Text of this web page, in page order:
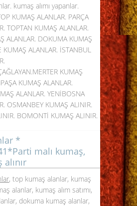
kumaş alımı yapanlar.
KUMAŞ ALANLAR. PARÇA
TOPTAN KUMAŞ ALANLAR.
ALANLAR. DOKUMA KUMAŞ
KUMAŞ ALANLAR. İSTANBUL
KUMAŞ
KUMAŞ ALANLAR.
ALANLAR. YENİBOSNA
OSMANBEY KUMAŞ ALINIR.
BOMONTİ KUMAŞ ALINIR.
*
malı kumaş,
, top kumaş alanlar, kumaş
alanlar, kumaş alım satımı,
dokuma kumaş alanlar,